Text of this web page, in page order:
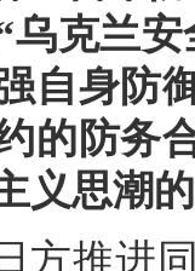
乌克兰
自身防
的防务
义思潮
方推进